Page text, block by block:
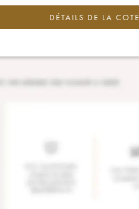
DÉTAILS DE LA COTE